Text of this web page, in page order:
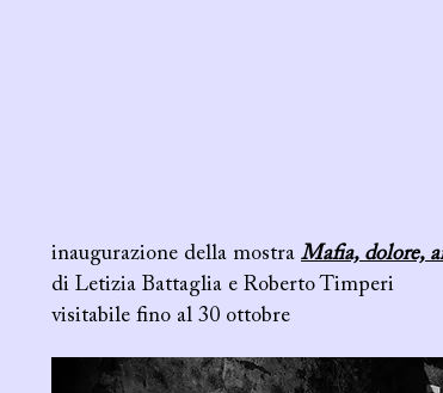
inaugurazione della mostra Mafia, dolore,
di Letizia Battaglia e Roberto Timperi
visitabile fino al 30 ottobre